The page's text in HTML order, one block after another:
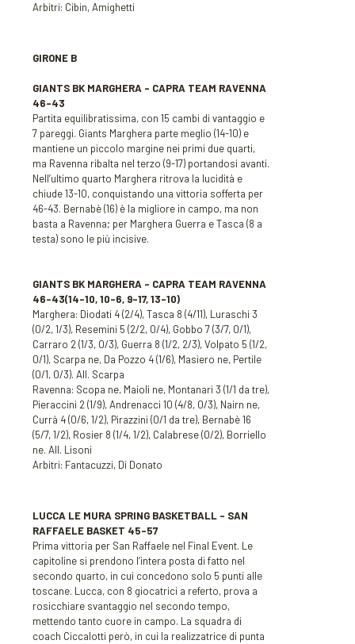
Arbitri: Cibin, Amighetti
GIRONE B
GIANTS BK MARGHERA – CAPRA TEAM RAVENNA
46-43
Partita equilibratissima, con 15 cambi di vantaggio e
7 pareggi. Giants Marghera parte meglio (14-10) e
mantiene un piccolo margine nei primi due quarti,
ma Ravenna ribalta nel terzo (9-17) portandosi avanti.
Nell’ultimo quarto Marghera ritrova la lucidità e
chiude 13-10, conquistando una vittoria sofferta per
46-43. Bernabè (16) è la migliore in campo, ma non
basta a Ravenna; per Marghera Guerra e Tasca (8 a
testa) sono le più incisive.
GIANTS BK MARGHERA – CAPRA TEAM RAVENNA
46-43(14-10, 10-6, 9-17, 13-10)
Marghera: Diodati 4 (2/4), Tasca 8 (4/11), Luraschi 3
(0/2, 1/3), Resemini 5 (2/2, 0/4), Gobbo 7 (3/7, 0/1),
Carraro 2 (1/3, 0/3), Guerra 8 (1/2, 2/3), Volpato 5 (1/2,
0/1), Scarpa ne, Da Pozzo 4 (1/6), Masiero ne, Pertile
(0/1, 0/3). All. Scarpa
Ravenna: Scopa ne, Maioli ne, Montanari 3 (1/1 da tre),
Pieraccini 2 (1/9), Andrenacci 10 (4/8, 0/3), Nairn ne,
Currà 4 (0/6, 1/2), Pirazzini (0/1 da tre), Bernabè 16
(5/7, 1/2), Rosier 8 (1/4, 1/2), Calabrese (0/2), Borriello
ne. All. Lisoni
Arbitri: Fantacuzzi, Di Donato
LUCCA LE MURA SPRING BASKETBALL – SAN
RAFFAELE BASKET 45-57
Prima vittoria per San Raffaele nel Final Event. Le
capitoline si prendono l’intera posta di fatto nel
secondo quarto, in cui concedono solo 5 punti alle
toscane. Lucca, con 8 giocatrici a referto, prova a
rosicchiare svantaggio nel secondo tempo,
mettendo tanto cuore in campo. La squadra di
coach Ciccalotti però, in cui la realizzatrice di punta